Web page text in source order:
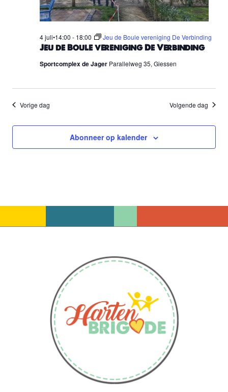
Jeu de Boule vereniging De Verbinding
4 juli•14:00 - 18:00 Jeu de Boule vereniging De Verbinding
Sportcomplex de Jager Parallelweg 35, Giessen
Vorige dag Volgende dag
Abonneer op kalender